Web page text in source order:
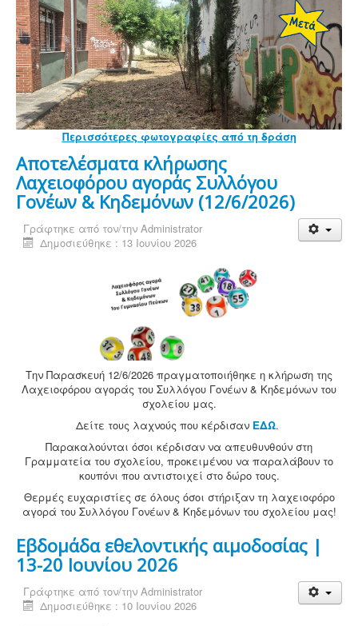
Περισσότερες φωτογραφίες από τη δράση
Αποτελέσματα κλήρωσης
Λαχειοφόρου αγοράς Συλλόγου
Γονέων & Κηδεμόνων (12/6/2026)
Γράφτηκε από τον/την Administrator
Δημοσιεύθηκε : 13 Ιουνίου 2026
Την Παρασκευή 12/6/2026 πραγματοποιήθηκε η κλήρωση της
Λαχειοφόρου αγοράς του Συλλόγου Γονέων & Κηδεμόνων του
σχολείου μας.
Δείτε τους λαχνούς που κέρδισαν ΕΔΩ.
Παρακαλούνται όσοι κέρδισαν να απευθυνθούν στη
Γραμματεία του σχολείου, προκειμένου να παραλάβουν το
κουπόνι που αντιστοιχεί στο δώρο τους.
Θερμές ευχαριστίες σε όλους όσοι στήριξαν τη λαχειοφόρο
αγορά του Συλλόγου Γονέων & Κηδεμόνων του σχολείου μας!
Εβδομάδα εθελοντικής αιμοδοσίας |
13-20 Ιουνίου 2026
Γράφτηκε από τον/την Administrator
Δημοσιεύθηκε : 10 Ιουνίου 2026